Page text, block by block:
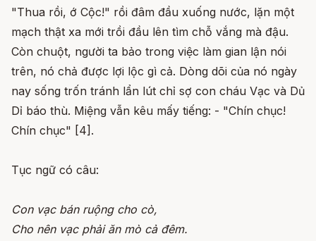
"Thua rồi, ớ Cộc!" rồi đâm đầu xuống nước, lặn một
mạch thật xa mới trồi đầu lên tìm chỗ vắng mà đậu.
Còn chuột, người ta bảo trong việc làm gian lận nói
trên, nó chả được lợi lộc gì cả. Dòng dõi của nó ngày
nay sống trốn tránh lẩn lút chỉ sợ con cháu Vạc và Dủ
Dỉ báo thù. Miệng vẫn kêu mấy tiếng: - "Chín chục!
Chín chục" [4].
Tục ngữ có câu:
Con vạc bán ruộng cho cò,
Cho nên vạc phải ăn mò cả đêm.